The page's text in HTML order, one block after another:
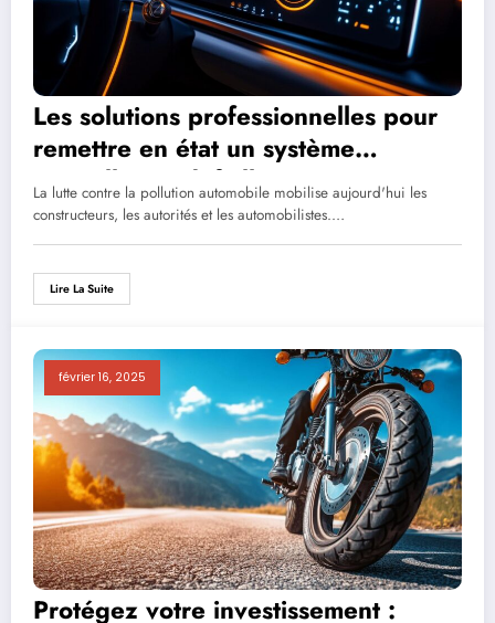
Les solutions professionnelles pour
remettre en état un système
antipollution défaillant
La lutte contre la pollution automobile mobilise aujourd'hui les
constructeurs, les autorités et les automobilistes.…
Lire La Suite
février 16, 2025
Protégez votre investissement :